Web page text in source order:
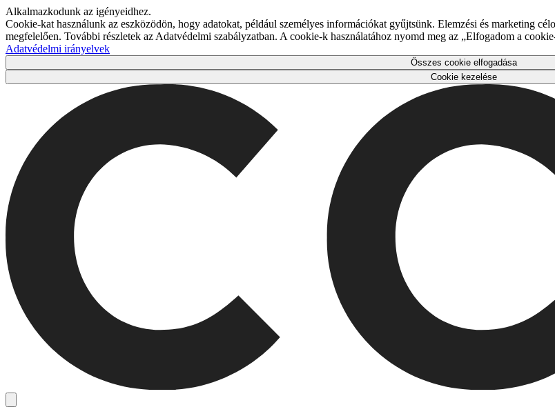
Alkalmazkodunk az igényeidhez.
Cookie-kat használunk az eszközödön, hogy adatokat, például személyes információkat gyűjtsünk. Elemzési és marketing
megfelelően. További részletek az Adatvédelmi szabályzatban. A cookie-k használatához nyomd meg az „Elfogadom a
Adatvédelmi irányelvek
Összes cookie elfogadása
Cookie kezelése